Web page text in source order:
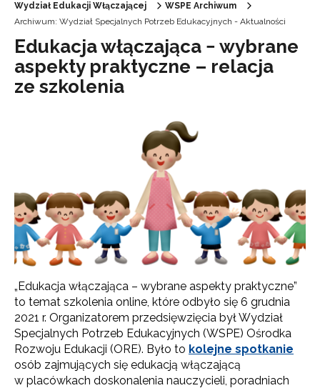
Wydział Edukacji Włączającej
WSPE Archiwum
Archiwum: Wydział Specjalnych Potrzeb Edukacyjnych - Aktualności
Edukacja włączająca − wybrane
aspekty praktyczne – relacja
ze szkolenia
„Edukacja włączająca – wybrane aspekty praktyczne”
to temat szkolenia online, które odbyło się 6 grudnia
2021 r. Organizatorem przedsięwzięcia był Wydział
Specjalnych Potrzeb Edukacyjnych (WSPE) Ośrodka
Rozwoju Edukacji (ORE). Było to kolejne spotkanie
osób zajmujących się edukacją włączającą
w placówkach doskonalenia nauczycieli, poradniach